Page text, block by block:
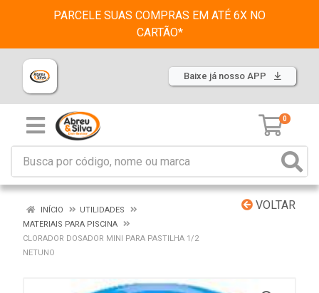
PARCELE SUAS COMPRAS EM ATÉ 6X NO
CARTÃO*
Baixe já nosso APP
0
VOLTAR
INÍCIO
UTILIDADES
MATERIAIS PARA PISCINA
CLORADOR DOSADOR MINI PARA PASTILHA 1/2
NETUNO